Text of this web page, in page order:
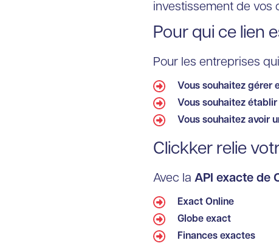
investissement de vos
Pour qui ce lien
Pour les entreprises
Vous souhaitez gérer
Vous souhaitez
Vous souhaitez avoir
Clickker relie
Avec la API exacte de
Exact Online
Globe exact
Finances exactes